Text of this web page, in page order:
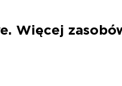
Więcej